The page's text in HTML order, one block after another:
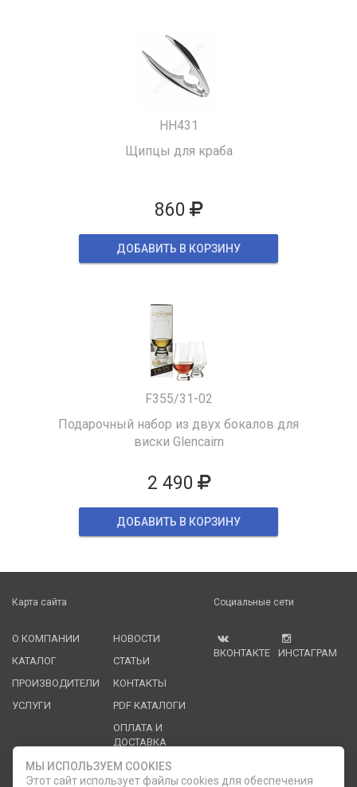
HH431
Щипцы для краба
860
ДОБАВИТЬ В КОРЗИНУ
F355/31-02
Подарочный набор из двух бокалов для
виски Glencairn
2 490
ДОБАВИТЬ В КОРЗИНУ
Карта сайта
О КОМПАНИИ
КАТАЛОГ
ПРОИЗВОДИТЕЛИ
УСЛУГИ
НОВОСТИ
СТАТЬИ
КОНТАКТЫ
PDF КАТАЛОГИ
ОПЛАТА И
ДОСТАВКА
Социальные сети
ВКОНТАКТЕ ИНСТАГРАМ
Служба клиентской поддержки
МЫ ИСПОЛЬЗУЕМ COOKIES
Этот сайт использует файлы cookies для обеспечения